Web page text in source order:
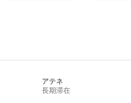
アテネ
長期滞在